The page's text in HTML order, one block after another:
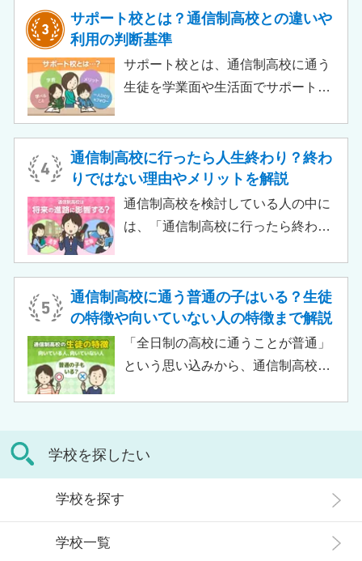
のではないでしょうか。 結論とし
て、通信制高校に通っているからと
いって大学進学に不利になることは
ありません。中には、大学進学を想
格実績を豊富にもつ学校もありま
す。
サポート校とは？通信制高校との違いや
利用の判断基準
サポート校とは、通信制高校に通う
生徒を学業面や生活面でサポートす
め、サポート校のみでは高卒資格を
取得できません。 ただし、個別の学
習指導やスクールカウンセラーによ
る生活面での相談など手厚い支援が
でしょう。 この記事では、サポート
校の特徴や通信制高校との違い、メ
リット・デメリットについて解説し
ます。
通信制高校に行ったら人生終わり？終わ
りではない理由やメリットを解説
通信制高校を検討している人の中に
は、「通信制高校に行ったら終わ
がある人もいるのではないでしょう
か。 結論から言うと、通信制高校に
行ったからといって「人生終了」で
は決してありません。通信制高校で
の記事では、通信制高校に行くこと
が人生終わりではない理由や、通う
せた高校選びについて解説します。
通信制高校に通う普通の子はいる？生徒
の特徴や向いていない人の特徴まで解説
「全日制の高校に通うことが普通」
という思い込みから、通信制高校へ
生徒」などが通う学校という、先入
観がある人もいるかもしれません。
増加傾向にあり、さまざまな生徒が
在籍しています。 この記事では、通
学校を探したい
学校を探す
学校一覧